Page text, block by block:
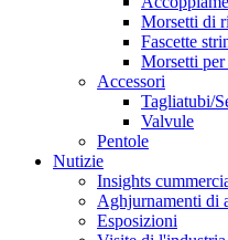
Morsetti di
Fascette
Morsetti per
Accessori
Tagliatubi/
Valvule
Pentole
Nutizie
Insights
Aghjurnamenti di
Esposizioni